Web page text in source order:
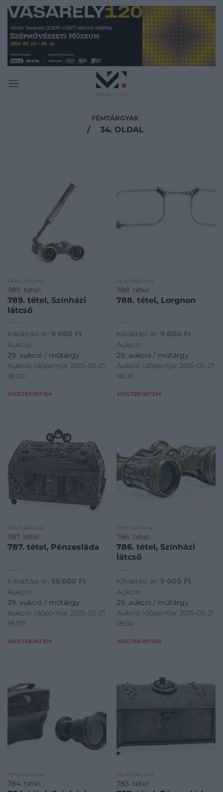
Skip
content
FÉMTÁRGYAK
/ 34. OLDAL
FÉMTÁRGYAK
789. tétel:
789. tétel, Színházi
látcső
Kikiáltási ár: 9 000 Ft
Aukció:
29. aukció / műtárgy
Aukció időpontja: 2015-05-21
18:00
MEGTEKINTEM
FÉMTÁRGYAK
788. tétel:
788. tétel, Lorgnon
Kikiáltási ár: 9 000 Ft
Aukció:
29. aukció / műtárgy
Aukció időpontja: 2015-05-21
18:00
MEGTEKINTEM
FÉMTÁRGYAK
787. tétel:
787. tétel, Pénzesláda
Kikiáltási ár: 65 000 Ft
Aukció:
29. aukció / műtárgy
Aukció időpontja: 2015-05-21
18:00
MEGTEKINTEM
FÉMTÁRGYAK
786. tétel:
786. tétel, Színházi
látcső
Kikiáltási ár: 9 000 Ft
Aukció:
29. aukció / műtárgy
Aukció időpontja: 2015-05-21
18:00
MEGTEKINTEM
FÉMTÁRGYAK
784. tétel:
FÉMTÁRGYAK
783. tétel: